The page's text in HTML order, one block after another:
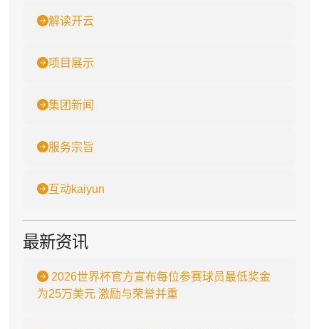
解读开云
项目展示
集团新闻
服务宗旨
互动kaiyun
最新资讯
2026世界杯官方宣布每位参赛球员最低奖金
为25万美元 激励与荣誉并重